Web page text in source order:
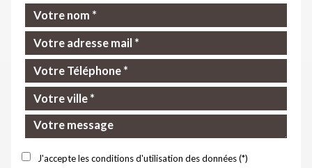
J'accepte les conditions d'utilisation des données (*)